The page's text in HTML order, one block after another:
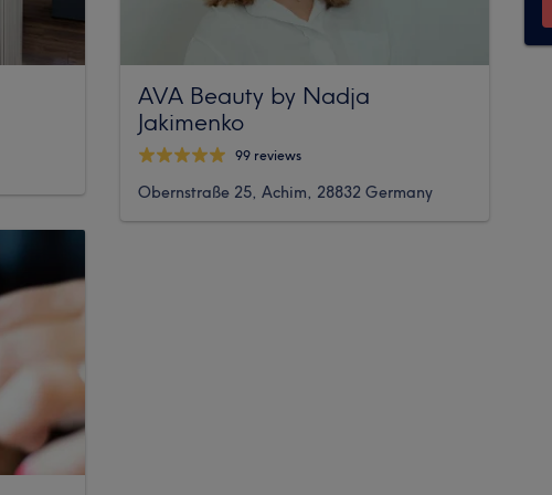
AVA Beauty by Nadja
Jakimenko
99 reviews
Obernstraße 25, Achim, 28832 Germany